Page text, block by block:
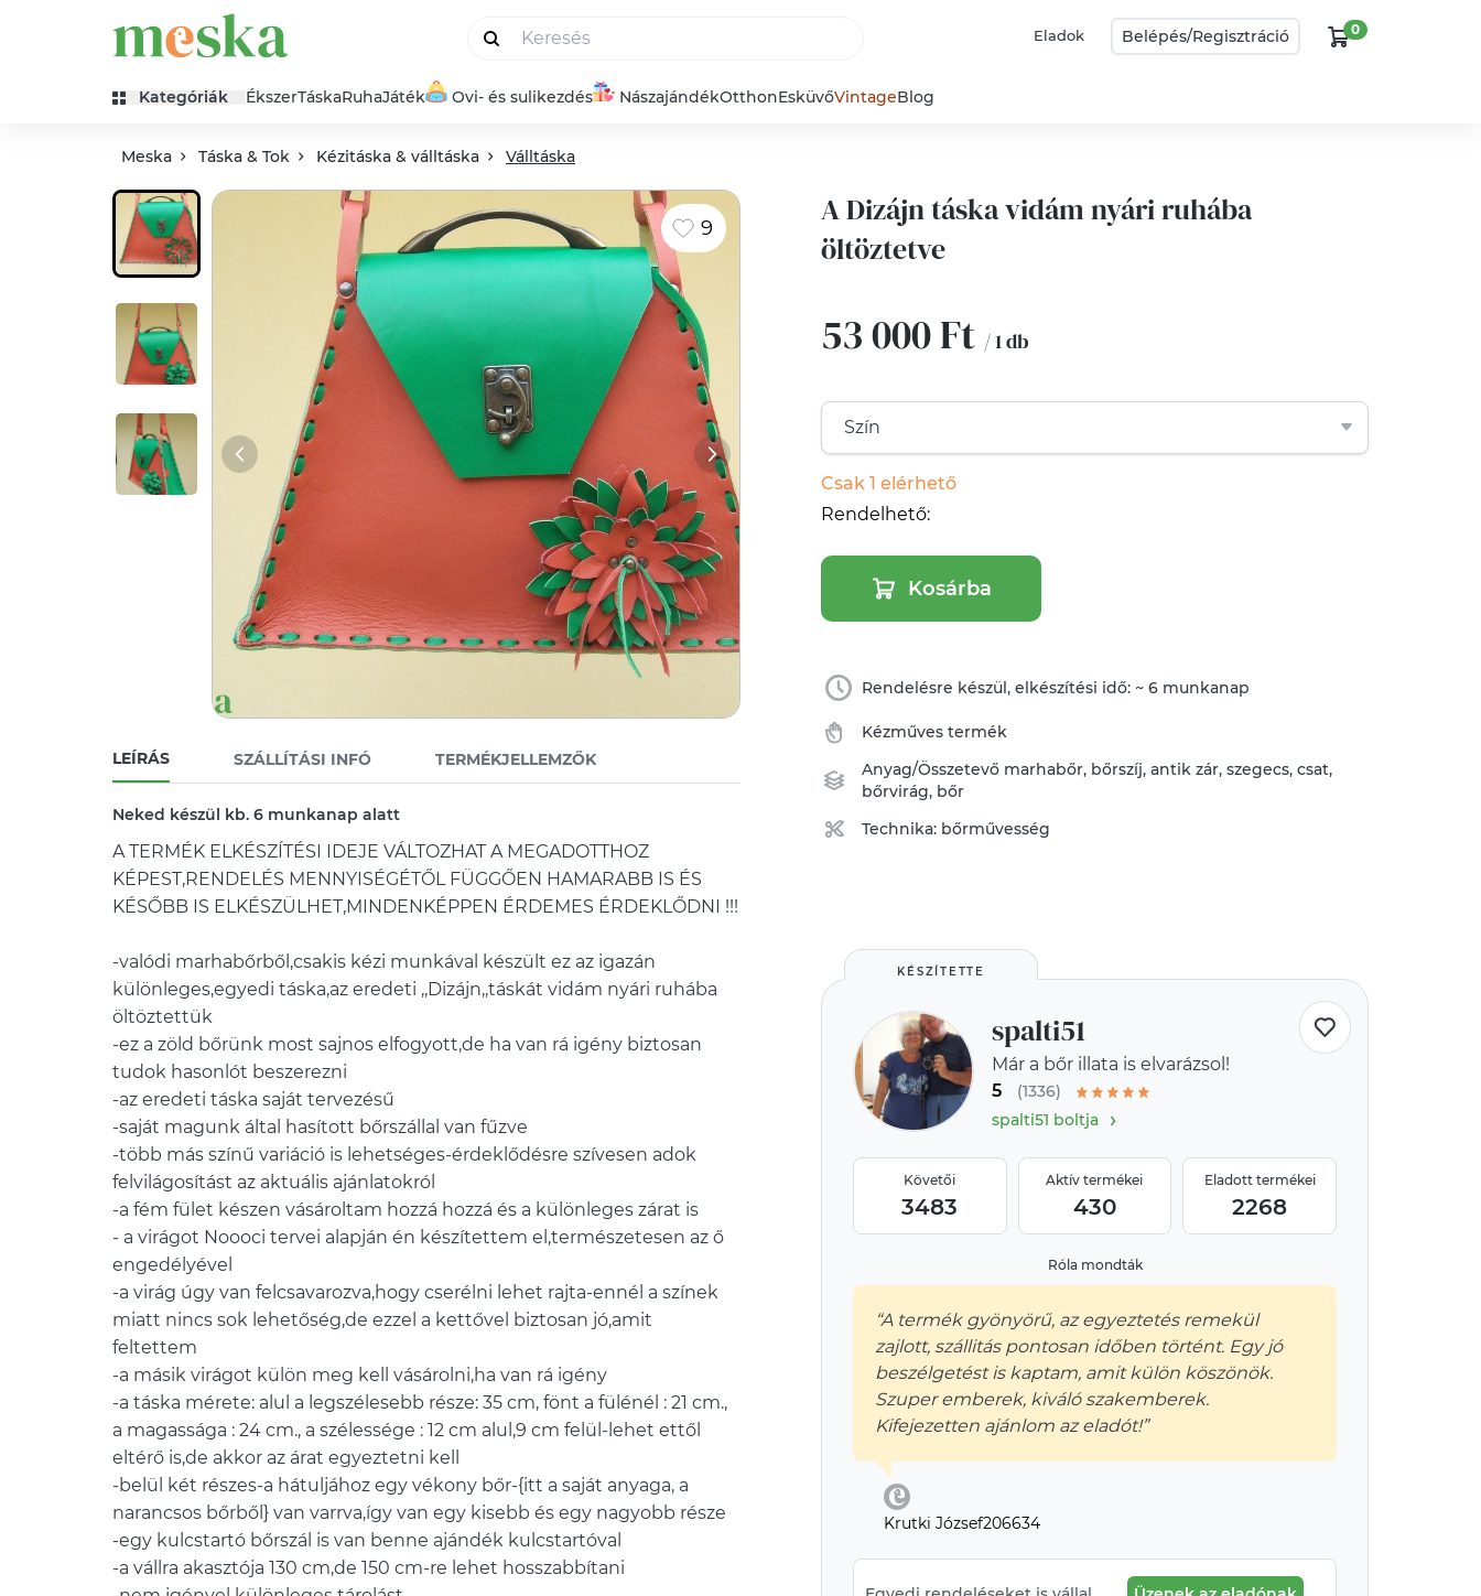
Eladok Belépés/Regisztráció 0
Kategóriák ÉkszerTáskaRuhaJáték Ovi- és sulikezdés NászajándékOtthonEsküvőVintageBlog
Meska Táska & Tok Kézitáska & válltáska Válltáska
9
LEÍRÁS SZÁLLÍTÁSI INFÓ TERMÉKJELLEMZŐK
Neked készül kb. 6 munkanap alatt
A TERMÉK ELKÉSZÍTÉSI IDEJE VÁLTOZHAT A MEGADOTTHOZ
KÉPEST,RENDELÉS MENNYISÉGÉTŐL FÜGGŐEN HAMARABB IS ÉS
KÉSŐBB IS ELKÉSZÜLHET,MINDENKÉPPEN ÉRDEMES ÉRDEKLŐDNI !!!
-valódi marhabőrből,csakis kézi munkával készült ez az igazán
különleges,egyedi táska,az eredeti ,,Dizájn,,táskát vidám nyári ruhába
öltöztettük
-ez a zöld bőrünk most sajnos elfogyott,de ha van rá igény biztosan
tudok hasonlót beszerezni
-az eredeti táska saját tervezésű
-saját magunk által hasított bőrszállal van fűzve
-több más színű variáció is lehetséges-érdeklődésre szívesen adok
felvilágosítást az aktuális ajánlatokról
-a fém fület készen vásároltam hozzá hozzá és a különleges zárat is
- a virágot Noooci tervei alapján én készítettem el,természetesen az ő
engedélyével
-a virág úgy van felcsavarozva,hogy cserélni lehet rajta-ennél a színek
miatt nincs sok lehetőség,de ezzel a kettővel biztosan jó,amit
feltettem
-a másik virágot külön meg kell vásárolni,ha van rá igény
-a táska mérete: alul a legszélesebb része: 35 cm, fönt a fülénél : 21 cm.,
a magassága : 24 cm., a szélessége : 12 cm alul,9 cm felül-lehet ettől
eltérő is,de akkor az árat egyeztetni kell
-belül két részes-a hátuljához egy vékony bőr-{itt a saját anyaga, a
narancsos bőrből} van varrva,így van egy kisebb és egy nagyobb része
-egy kulcstartó bőrszál is van benne ajándék kulcstartóval
-a vállra akasztója 130 cm,de 150 cm-re lehet hosszabbítani
A Dizájn táska vidám nyári ruhába
öltöztetve
53 000 Ft / 1 db
Csak 1 elérhető
Rendelhető:
Kosárba
Rendelésre készül, elkészítési idő: ~ 6 munkanap
Kézműves termék
Anyag/Összetevő marhabőr, bőrszíj,antik zár,szegecs,csat,
bőrvirág, bőr
Technika: bőrművesség
KÉSZÍTETTE
spalti51
Már a bőr illata is elvarázsol!
5
(1336)
spalti51 boltja
›
Követői
3483
Aktív termékei
430
Eladott termékei
2268
Róla mondták
“A termék gyönyörű, az egyeztetés remekül
zajlott, szállitás pontosan időben történt. Egy jó
beszélgetést is kaptam, amit külön köszönök.
Szuper emberek, kiváló szakemberek.
Kifejezetten ajánlom az eladót!”
Krutki József206634